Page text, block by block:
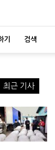
기 검색
최근 기사